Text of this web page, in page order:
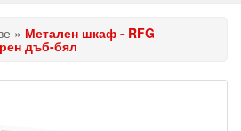
» Метален шкаф - RFG
дъб-бял